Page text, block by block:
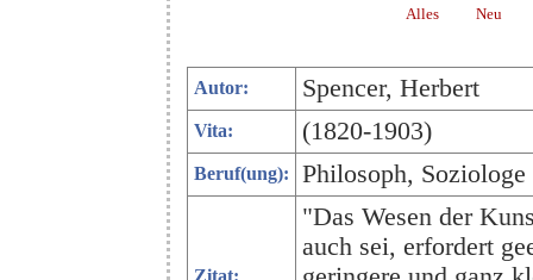
Alles Neu
Autor: Spencer, Herbert
Vita: (1820-1903)
Beruf(ung): Philosoph, Soziologe
Zitat:
"Das Wesen der
auch sei, erfordert